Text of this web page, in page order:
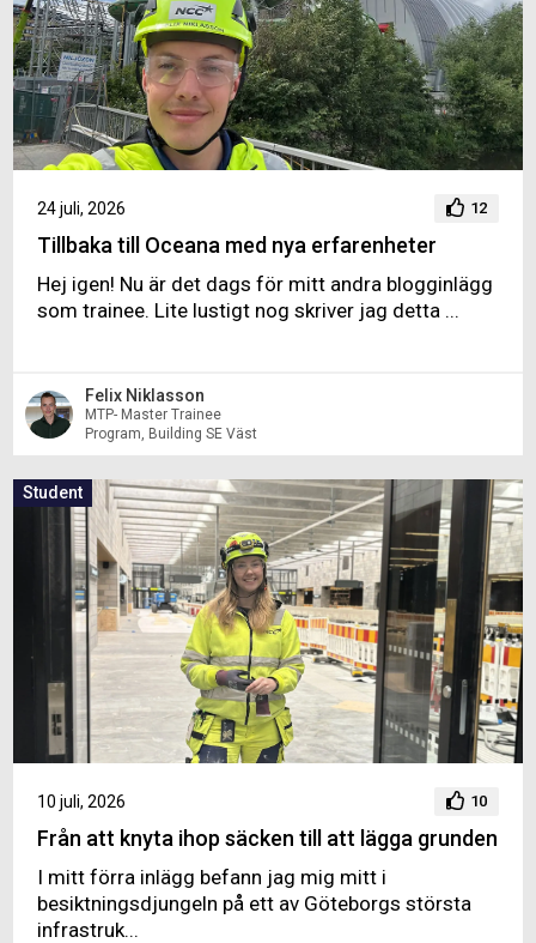
24 juli, 2026 12
Tillbaka till Oceana med nya erfarenheter
Hej igen! Nu är det dags för mitt andra blogginlägg
som trainee. Lite lustigt nog skriver jag detta ...
Felix Niklasson
MTP- Master Trainee
Program, Building SE Väst
Student
10 juli, 2026 10
Från att knyta ihop säcken till att lägga grunden
I mitt förra inlägg befann jag mig mitt i
besiktningsdjungeln på ett av Göteborgs största
infrastruk...